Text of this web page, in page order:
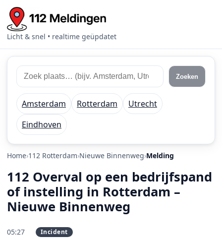
Licht & snel • realtime geüpdatet
Zoek 112 meldingen
Zoek plaats of regio Zoeken
Amsterdam Rotterdam
Utrecht
Eindhoven
Home 112 Rotterdam Nieuwe Binnenweg Melding
112 Overval op een bedrijfspand
of instelling in Rotterdam –
Nieuwe Binnenweg
05:27 Incident